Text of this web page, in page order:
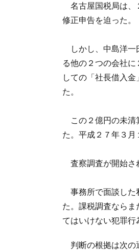
名古屋国税局は、
修正申告を迫った。
しかし、中島洋一
る他の２つの会社
しての「社長借入
た。
この２億円の未清
た。平成２７年３月
査察調査が開始さ
事務所で面談した
た。課税調査なら
てはいけない犯罪行
判断の根拠は次の